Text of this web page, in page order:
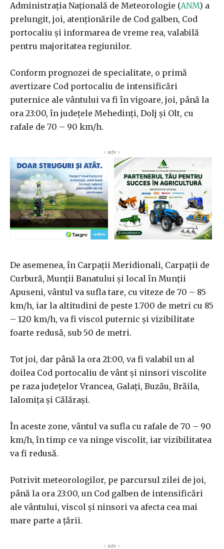
Administraţia Naţională de Meteorologie (ANM) a
prelungit, joi, atenţionările de Cod galben, Cod
portocaliu şi informarea de vreme rea, valabilă
pentru majoritatea regiunilor.
Conform prognozei de specialitate, o primă
avertizare Cod portocaliu de intensificări
puternice ale vântului va fi în vigoare, joi, până la
ora 23:00, în judeţele Mehedinţi, Dolj şi Olt, cu
rafale de 70 – 90 km/h.
‹ adv ›
De asemenea, în Carpaţii Meridionali, Carpaţii de
Curbură, Munţii Banatului şi local în Munţii
Apuseni, vântul va sufla tare, cu viteze de 70 – 85
km/h, iar la altitudini de peste 1.700 de metri cu 85
– 120 km/h, va fi viscol puternic şi vizibilitate
foarte redusă, sub 50 de metri.
Tot joi, dar până la ora 21:00, va fi valabil un al
doilea Cod portocaliu de vânt şi ninsori viscolite
pe raza judeţelor Vrancea, Galaţi, Buzău, Brăila,
Ialomiţa şi Călăraşi.
În aceste zone, vântul va sufla cu rafale de 70 – 90
km/h, în timp ce va ninge viscolit, iar vizibilitatea
va fi redusă.
Potrivit meteorologilor, pe parcursul zilei de joi,
până la ora 23:00, un Cod galben de intensificări
ale vântului, viscol şi ninsori va afecta cea mai
mare parte a ţării.
‹ adv ›